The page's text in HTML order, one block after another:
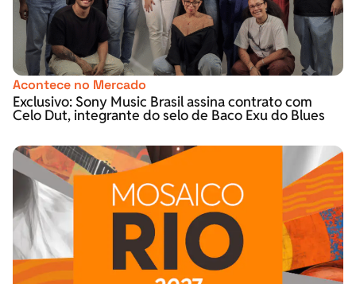
Acontece no Mercado
Exclusivo: Sony Music Brasil assina contrato com
Celo Dut, integrante do selo de Baco Exu do Blues